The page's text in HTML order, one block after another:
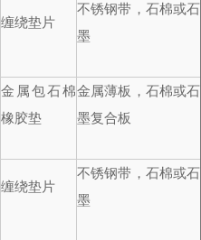
缠绕垫片
不锈钢带，石棉或石
墨
金属包石棉
橡胶垫
金属薄板，石棉或石
墨复合板
缠绕垫片
不锈钢带，石棉或石
墨